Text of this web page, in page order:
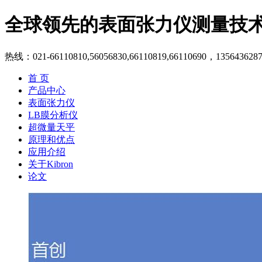
全球领先的表面张力仪测量
热线：021-66110810,56056830,66110819,66110690，
首 页
产品中心
表面张力仪
LB膜分析仪
超微量天平
原理和优点
应用介绍
关于Kibron
论文